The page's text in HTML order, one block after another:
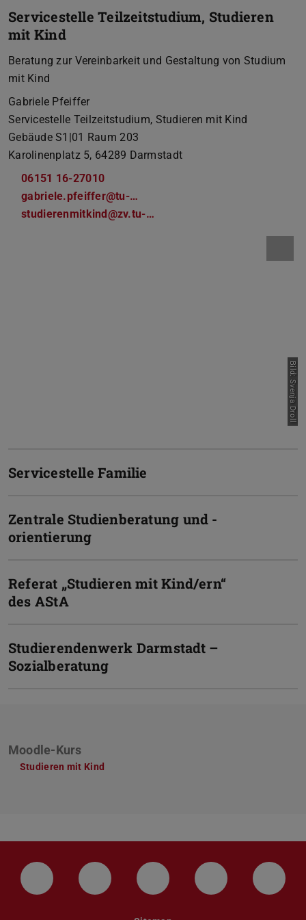
Servicestelle Teilzeitstudium, Studieren
mit Kind
Beratung zur Vereinbarkeit und Gestaltung von Studium
mit Kind
Gabriele Pfeiffer
Servicestelle Teilzeitstudium, Studieren mit Kind
Gebäude S1|01 Raum 203
Karolinenplatz 5, 64289 Darmstadt
06151 16-27010
gabriele.pfeiffer@tu-…
studierenmitkind@zv.tu-…
Bild: Svenja Droll
Servicestelle Familie
Zentrale Studienberatung und -
orientierung
Referat „Studieren mit Kind/ern“
des AStA
Studierendenwerk Darmstadt –
Sozialberatung
Moodle-Kurs
Studieren mit Kind
LinkedIn-Seite der TU Darmstadt
Instagram-Kanal der TU
Bluesky-Kanal der TU
Facebook-